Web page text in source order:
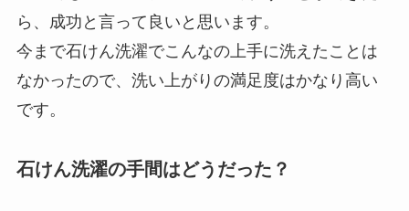
ら、成功と言って良いと思います。
今まで石けん洗濯でこんなの上手に洗えたことは
なかったので、洗い上がりの満足度はかなり高い
です。
石けん洗濯の手間はどうだった？